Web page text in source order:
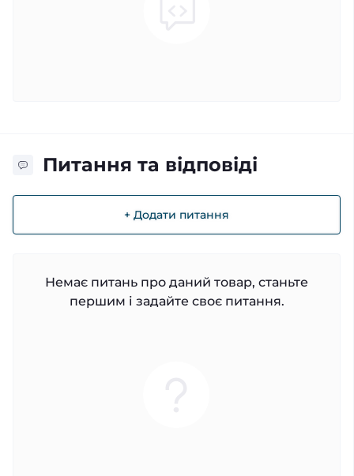
Питання та відповіді
+ Додати питання
Немає питань про даний товар, станьте
першим і задайте своє питання.